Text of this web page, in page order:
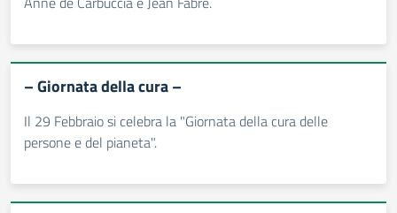
– Giornata della cura –
Il 29 Febbraio si celebra la "Giornata della cura delle
persone e del pianeta".